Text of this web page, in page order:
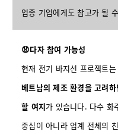
업종 기업에게도 참고가 될
😧다자 참여 가능성
현재 전기 바지선 프로젝트
베트남의 제조 환경을 고려
할 여지가 있습니다. 다수 화
중심이 아니라 업계 전체의